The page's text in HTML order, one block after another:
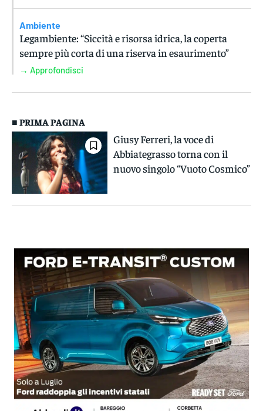
Ambiente
Legambiente: “Siccità e risorsa idrica, la coperta
sempre più corta di una riserva in esaurimento”
→ Approfondisci
■ PRIMA PAGINA
Giusy Ferreri, la voce di
Abbiategrasso torna con il
nuovo singolo “Vuoto Cosmico”